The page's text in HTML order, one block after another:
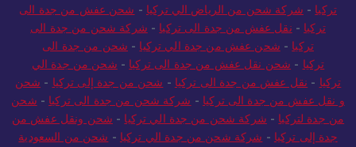
تركيا - شركة شحن من الرياض الي تركيا - شحن عفش من جدة الى
تركيا - نقل عفش من جدة الى تركيا - شركة شحن من جدة الى
تركيا - شحن عفش من جدة الي تركيا - شحن من جدة الى
تركيا - شحن نقل عفش من جدة الى تركيا - شحن من جدة الي
تركيا - نقل عفش من جدة الى تركيا - شحن من جدة إلى تركيا - شحن
و نقل عفش من جدة الى تركيا - شركة شحن من جدة الى تركيا - شحن
من جدة لتركيا - شركة شحن من جدة الي تركيا - شحن ونقل عفش من
جدة إلى تركيا - شركة شحن من جدة الي تركيا - شحن من السعودية